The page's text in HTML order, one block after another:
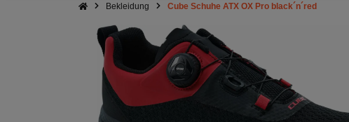
Bekleidung Cube Schuhe ATX OX Pro black´n´red